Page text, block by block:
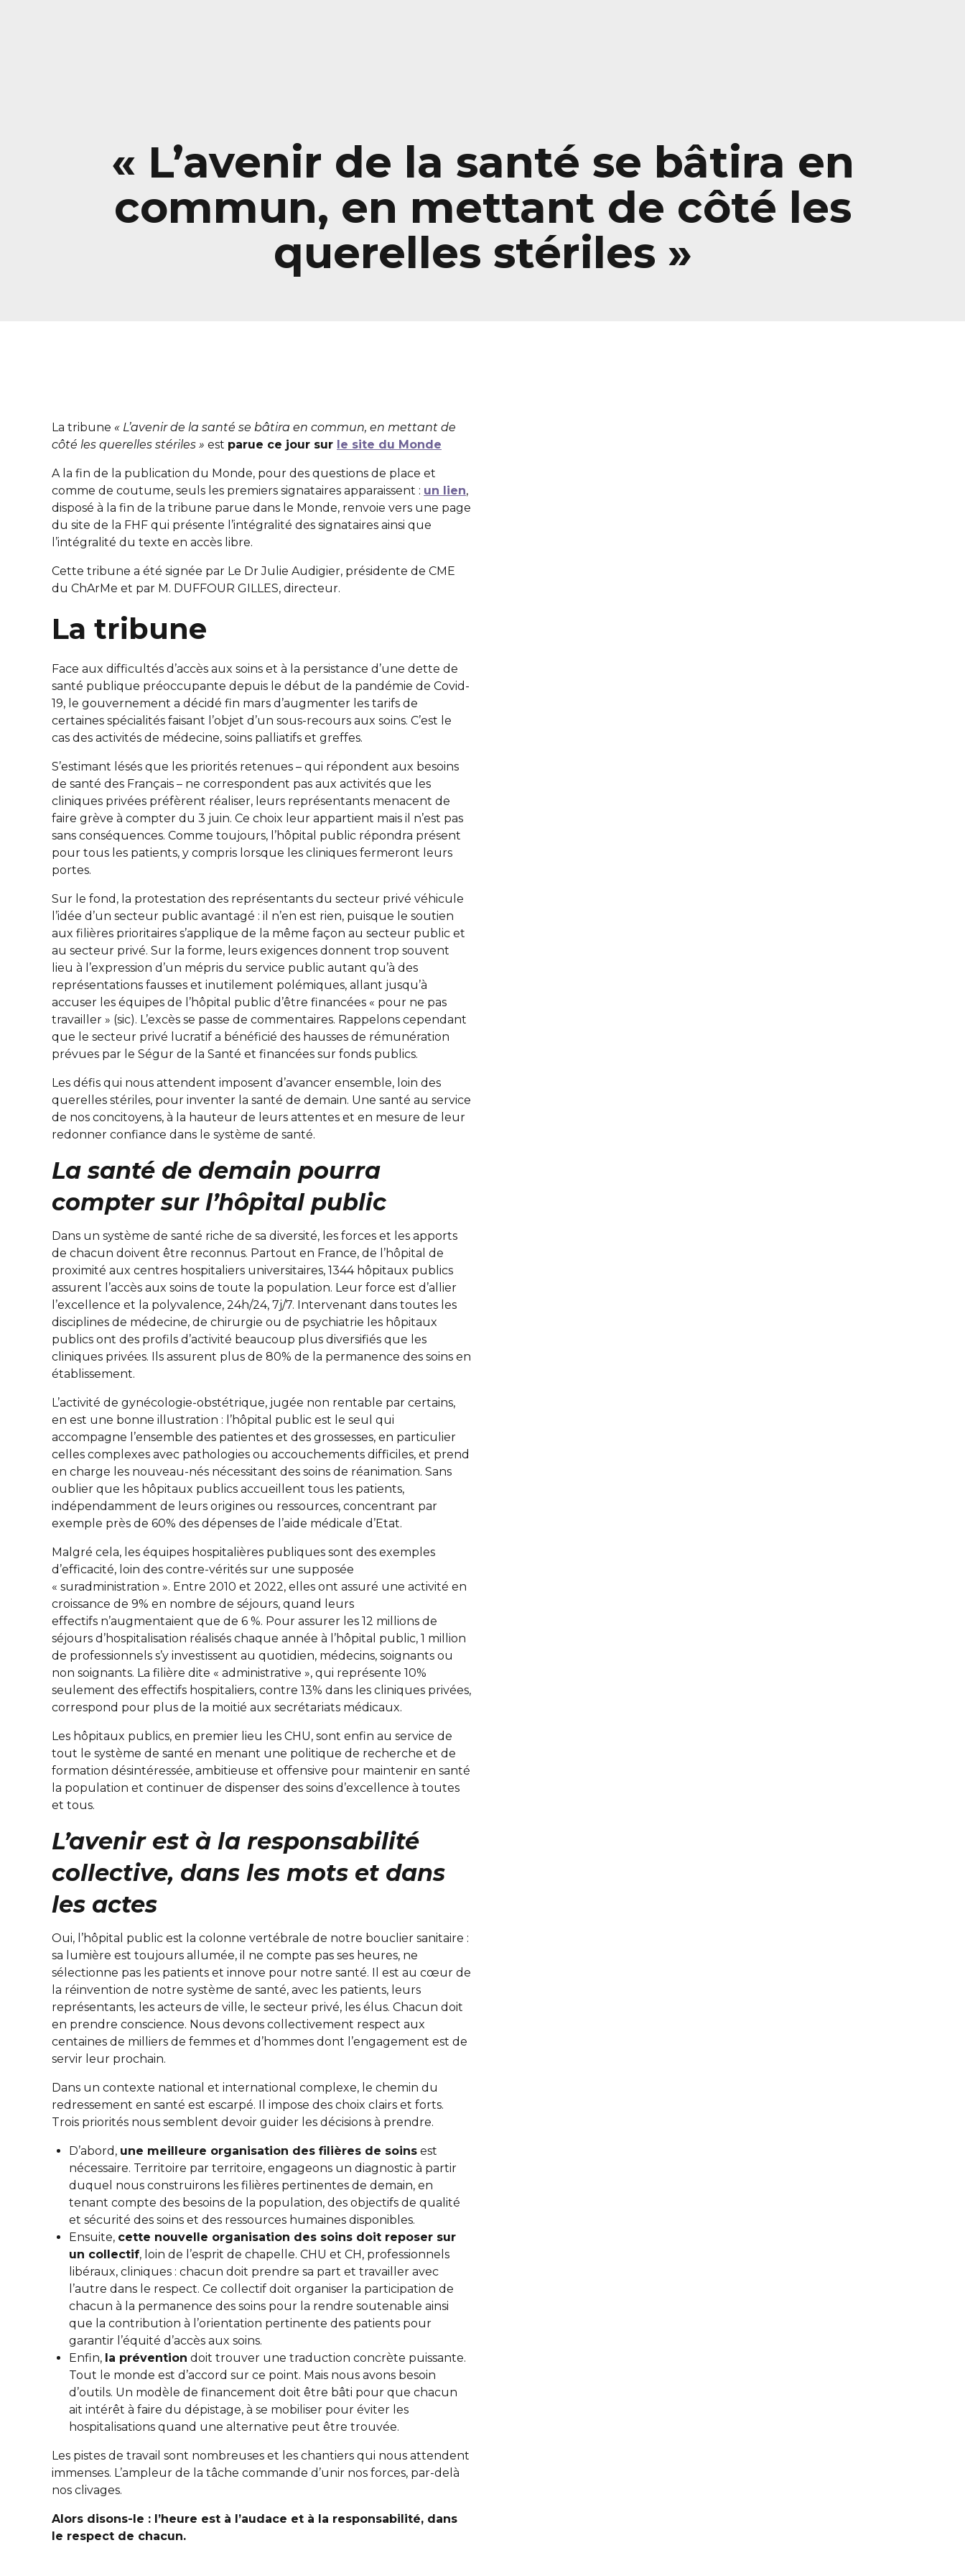
« L’avenir de la santé se bâtira en
commun, en mettant de côté les
querelles stériles »
La tribune « L’avenir de la santé se bâtira en commun, en mettant de
côté les querelles stériles » est parue ce jour sur le site du Monde
A la fin de la publication du Monde, pour des questions de place et
comme de coutume, seuls les premiers signataires apparaissent : un lien,
disposé à la fin de la tribune parue dans le Monde, renvoie vers une page
du site de la FHF qui présente l’intégralité des signataires ainsi que
l’intégralité du texte en accès libre.
Cette tribune a été signée par Le Dr Julie Audigier, présidente de CME
du ChArMe et par M. DUFFOUR GILLES, directeur.
La tribune
Face aux difficultés d’accès aux soins et à la persistance d’une dette de
santé publique préoccupante depuis le début de la pandémie de Covid-
19, le gouvernement a décidé fin mars d’augmenter les tarifs de
certaines spécialités faisant l’objet d’un sous-recours aux soins. C’est le
cas des activités de médecine, soins palliatifs et greffes.
S’estimant lésés que les priorités retenues – qui répondent aux besoins
de santé des Français – ne correspondent pas aux activités que les
cliniques privées préfèrent réaliser, leurs représentants menacent de
faire grève à compter du 3 juin. Ce choix leur appartient mais il n’est pas
sans conséquences. Comme toujours, l’hôpital public répondra présent
pour tous les patients, y compris lorsque les cliniques fermeront leurs
portes.
Sur le fond, la protestation des représentants du secteur privé véhicule
l’idée d’un secteur public avantagé : il n’en est rien, puisque le soutien
aux filières prioritaires s’applique de la même façon au secteur public et
au secteur privé. Sur la forme, leurs exigences donnent trop souvent
lieu à l’expression d’un mépris du service public autant qu’à des
représentations fausses et inutilement polémiques, allant jusqu’à
accuser les équipes de l’hôpital public d’être financées « pour ne pas
travailler » (sic). L’excès se passe de commentaires. Rappelons cependant
que le secteur privé lucratif a bénéficié des hausses de rémunération
prévues par le Ségur de la Santé et financées sur fonds publics.
Les défis qui nous attendent imposent d’avancer ensemble, loin des
querelles stériles, pour inventer la santé de demain. Une santé au service
de nos concitoyens, à la hauteur de leurs attentes et en mesure de leur
redonner confiance dans le système de santé.
La santé de demain pourra
compter sur l’hôpital public
Dans un système de santé riche de sa diversité, les forces et les apports
de chacun doivent être reconnus. Partout en France, de l’hôpital de
proximité aux centres hospitaliers universitaires, 1344 hôpitaux publics
assurent l’accès aux soins de toute la population. Leur force est d’allier
l’excellence et la polyvalence, 24h/24, 7j/7. Intervenant dans toutes les
disciplines de médecine, de chirurgie ou de psychiatrie les hôpitaux
publics ont des profils d’activité beaucoup plus diversifiés que les
cliniques privées. Ils assurent plus de 80% de la permanence des soins en
établissement.
L’activité de gynécologie-obstétrique, jugée non rentable par certains,
en est une bonne illustration : l’hôpital public est le seul qui
accompagne l’ensemble des patientes et des grossesses, en particulier
celles complexes avec pathologies ou accouchements difficiles, et prend
en charge les nouveau-nés nécessitant des soins de réanimation. Sans
oublier que les hôpitaux publics accueillent tous les patients,
indépendamment de leurs origines ou ressources, concentrant par
exemple près de 60% des dépenses de l’aide médicale d’Etat.
Malgré cela, les équipes hospitalières publiques sont des exemples
d’efficacité, loin des contre-vérités sur une supposée
« suradministration ». Entre 2010 et 2022, elles ont assuré une activité en
croissance de 9% en nombre de séjours, quand leurs
effectifs n’augmentaient que de 6 %. Pour assurer les 12 millions de
séjours d’hospitalisation réalisés chaque année à l’hôpital public, 1 million
de professionnels s’y investissent au quotidien, médecins, soignants ou
non soignants. La filière dite « administrative », qui représente 10%
seulement des effectifs hospitaliers, contre 13% dans les cliniques privées,
correspond pour plus de la moitié aux secrétariats médicaux.
Les hôpitaux publics, en premier lieu les CHU, sont enfin au service de
tout le système de santé en menant une politique de recherche et de
formation désintéressée, ambitieuse et offensive pour maintenir en santé
la population et continuer de dispenser des soins d’excellence à toutes
et tous.
L’avenir est à la responsabilité
collective, dans les mots et dans
les actes
Oui, l’hôpital public est la colonne vertébrale de notre bouclier sanitaire :
sa lumière est toujours allumée, il ne compte pas ses heures, ne
sélectionne pas les patients et innove pour notre santé. Il est au cœur de
la réinvention de notre système de santé, avec les patients, leurs
représentants, les acteurs de ville, le secteur privé, les élus. Chacun doit
en prendre conscience. Nous devons collectivement respect aux
centaines de milliers de femmes et d’hommes dont l’engagement est de
servir leur prochain.
Dans un contexte national et international complexe, le chemin du
redressement en santé est escarpé. Il impose des choix clairs et forts.
Trois priorités nous semblent devoir guider les décisions à prendre.
D’abord, une meilleure organisation des filières de soins est
nécessaire. Territoire par territoire, engageons un diagnostic à partir
duquel nous construirons les filières pertinentes de demain, en
tenant compte des besoins de la population, des objectifs de qualité
et sécurité des soins et des ressources humaines disponibles.
Ensuite, cette nouvelle organisation des soins doit reposer sur
un collectif, loin de l’esprit de chapelle. CHU et CH, professionnels
libéraux, cliniques : chacun doit prendre sa part et travailler avec
l’autre dans le respect. Ce collectif doit organiser la participation de
chacun à la permanence des soins pour la rendre soutenable ainsi
que la contribution à l’orientation pertinente des patients pour
garantir l’équité d’accès aux soins.
Enfin, la prévention doit trouver une traduction concrète puissante.
Tout le monde est d’accord sur ce point. Mais nous avons besoin
d’outils. Un modèle de financement doit être bâti pour que chacun
ait intérêt à faire du dépistage, à se mobiliser pour éviter les
hospitalisations quand une alternative peut être trouvée.
Les pistes de travail sont nombreuses et les chantiers qui nous attendent
immenses. L’ampleur de la tâche commande d’unir nos forces, par-delà
nos clivages.
Alors disons-le : l’heure est à l’audace et à la responsabilité, dans
le respect de chacun.